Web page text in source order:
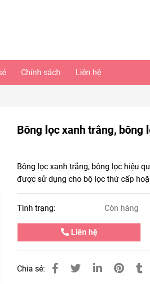
Chính sách Liên hệ
Bông lọc xanh trắng, bông
Bông lọc xanh trắng, bông lọc hiệu
được sử dụng cho bộ lọc thứ cấp
Tình trạng: Còn hàng
Liên hệ
Chia sẻ: